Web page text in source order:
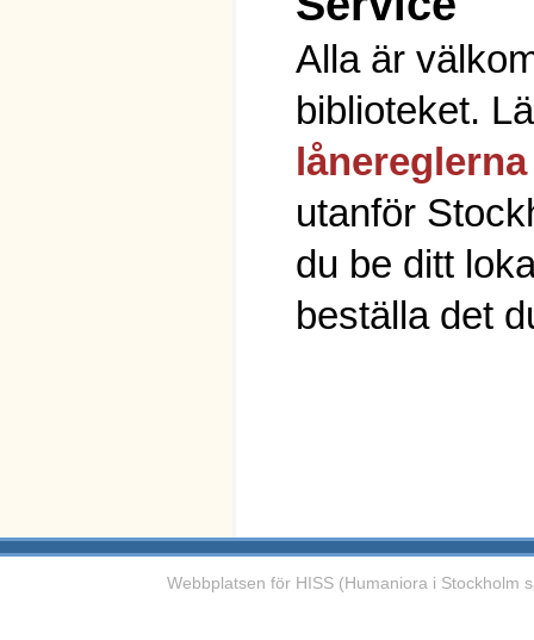
Alla är
biblioteket.
lånereglerna
utanför
du be ditt
beställa det
Webbplatsen för HISS (Humaniora i Stockholm